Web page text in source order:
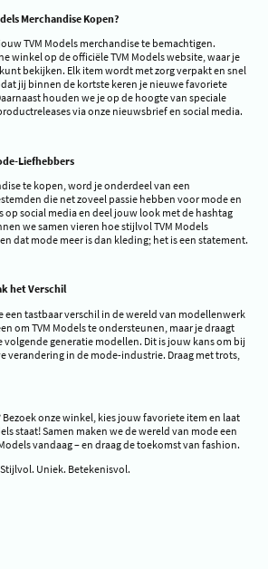
Merchandise Kopen?
TVM Models merchandise te bemachtigen.
winkel op de officiële TVM Models website, waar je
bekijken. Elk item wordt met zorg verpakt en snel
jij binnen de kortste keren je nieuwe favoriete
houden we je op de hoogte van speciale
via onze nieuwsbrief en social media.
Liefhebbers
te kopen, word je onderdeel van een
die net zoveel passie hebben voor mode en
op social media en deel jouw look met de hashtag
we samen vieren hoe stijlvol TVM Models
dat mode meer is dan kleding; het is een statement.
het Verschil
een tastbaar verschil in de wereld van modellenwerk
om TVM Models te ondersteunen, maar je draagt
volgende generatie modellen. Dit is jouw kans om bij
verandering in de mode-industrie. Draag met trots,
Bezoek onze winkel, kies jouw favoriete item en laat
staat! Samen maken we de wereld van mode een
vandaag – en draag de toekomst van fashion.
Uniek. Betekenisvol.